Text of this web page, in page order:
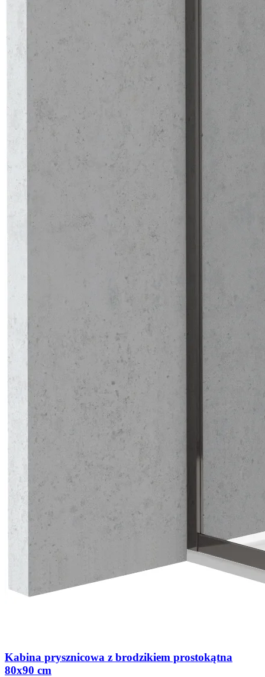
Kabina prysznicowa z brodzikiem prostokątna
80x90 cm